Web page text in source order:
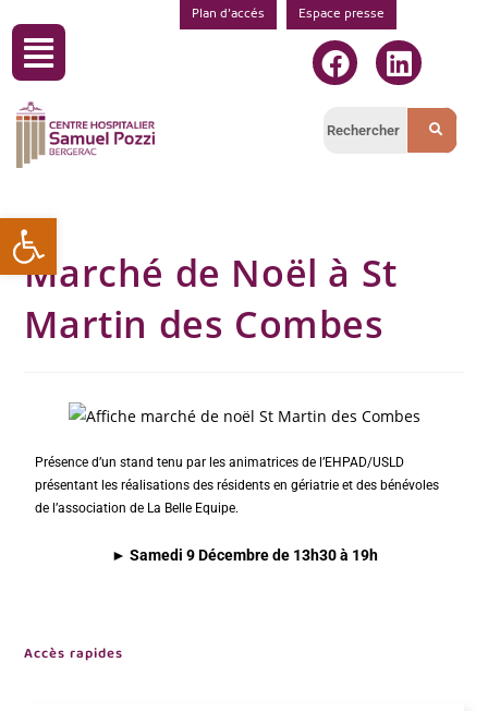
Ouvrir la barre d’outils
Plan d’accés Espace presse
Marché de Noël à St
Martin des Combes
Présence d’un stand tenu par les animatrices de l’EHPAD/USLD
présentant les réalisations des résidents en gériatrie et des bénévoles
de l’association de La Belle Equipe.
► Samedi 9 Décembre de 13h30 à 19h
Accès rapides